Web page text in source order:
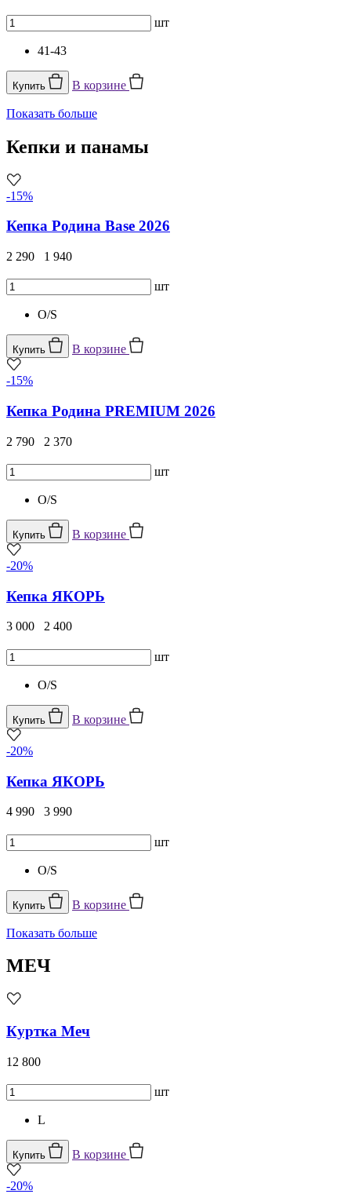
шт
41-43
Купить В корзине
Показать больше
Кепки и панамы
-15%
Кепка Родина Base 2026
2 290 1 940
шт
O/S
Купить В корзине
-15%
Кепка Родина PREMIUM 2026
2 790 2 370
шт
O/S
Купить В корзине
-20%
Кепка ЯКОРЬ
3 000 2 400
шт
O/S
Купить В корзине
-20%
Кепка ЯКОРЬ
4 990 3 990
шт
O/S
Купить В корзине
Показать больше
МЕЧ
Куртка Меч
12 800
шт
L
Купить В корзине
-20%